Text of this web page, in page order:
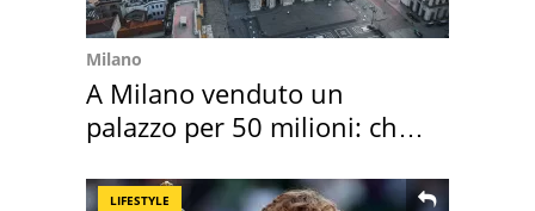
Milano
A Milano venduto un
palazzo per 50 milioni: chi
LIFESTYLE